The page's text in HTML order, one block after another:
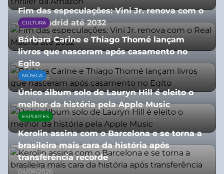
Fim das especulações: Vini Jr. renova com o
Real Madrid até 2032
06/08/2026
CULTURA
Bárbara Carine e Thiago Thomé lançam
livros que nasceram após casamento no
Egito
10/07/2026
MÚSICA
Único álbum solo de Lauryn Hill é eleito o
melhor da história pela Apple Music
06/08/2026
ESPORTES
Kerolin assina com o Barcelona e se torna a
brasileira mais cara da história após
transferência recorde
04/08/2026